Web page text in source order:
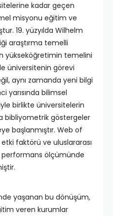
kadar geçen
misyonu eğitim ve
19. yüzyılda Wilhelm
araştırma temelli
yükseköğretimin temelini
üniversitenin görevi
aynı zamanda yeni bilgi
yarısında bilimsel
birlikte üniversitelerin
bibliyometrik göstergeler
başlanmıştır. Web of
faktörü ve uluslararası
performans ölçümünde
yaşanan bu dönüşüm,
veren kurumlar